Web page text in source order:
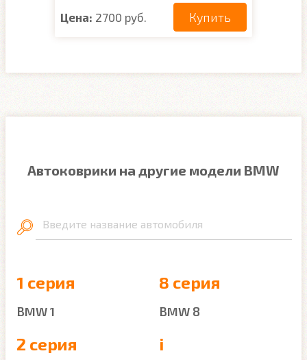
Цена: 2700 руб. Купить
Автоковрики на другие модели BMW
Введите название автомобиля
1 серия
BMW 1
2 серия
8 серия
BMW 8
i